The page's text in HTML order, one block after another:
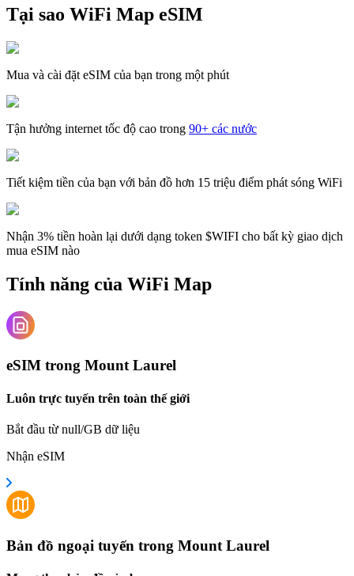
Tại sao WiFi Map eSIM
Mua và cài đặt eSIM của bạn trong một phút
Tận hưởng internet tốc độ cao trong 90+ các nước
Tiết kiệm tiền của bạn với bản đồ hơn 15 triệu điểm phát sóng WiFi
Nhận 3% tiền hoàn lại dưới dạng token $WIFI cho bất kỳ giao dịch
mua eSIM nào
Tính năng của WiFi Map
eSIM trong Mount Laurel
Luôn trực tuyến trên toàn thế giới
Bắt đầu từ null/GB dữ liệu
Nhận eSIM
Bản đồ ngoại tuyến trong Mount Laurel